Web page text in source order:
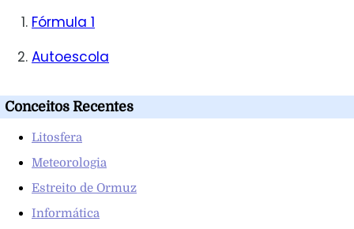
Fórmula 1
Autoescola
Conceitos Recentes
Litosfera
Meteorologia
Estreito de Ormuz
Informática